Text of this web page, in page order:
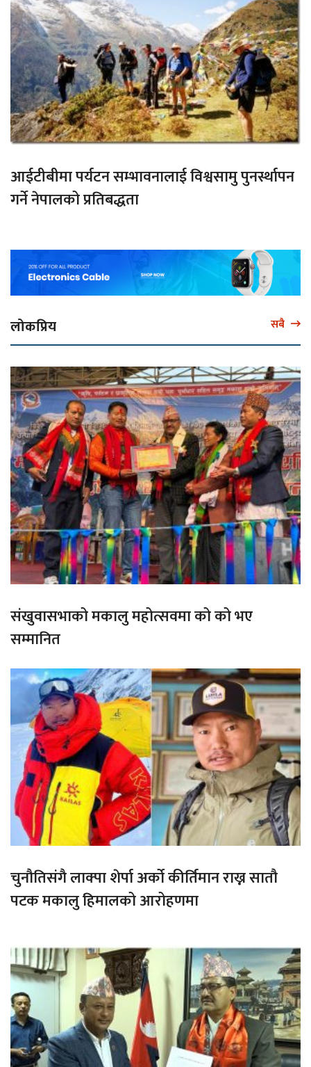
आईटीबीमा पर्यटन सम्भावनालाई विश्वसामु पुनर्स्थापन
गर्ने नेपालको प्रतिबद्धता
लोकप्रिय सबै
संखुवासभाको मकालु महोत्सवमा को को भए
सम्मानित
चुनौतिसंगै लाक्पा शेर्पा अर्को कीर्तिमान राख्न सातौ
पटक मकालु हिमालको आरोहणमा